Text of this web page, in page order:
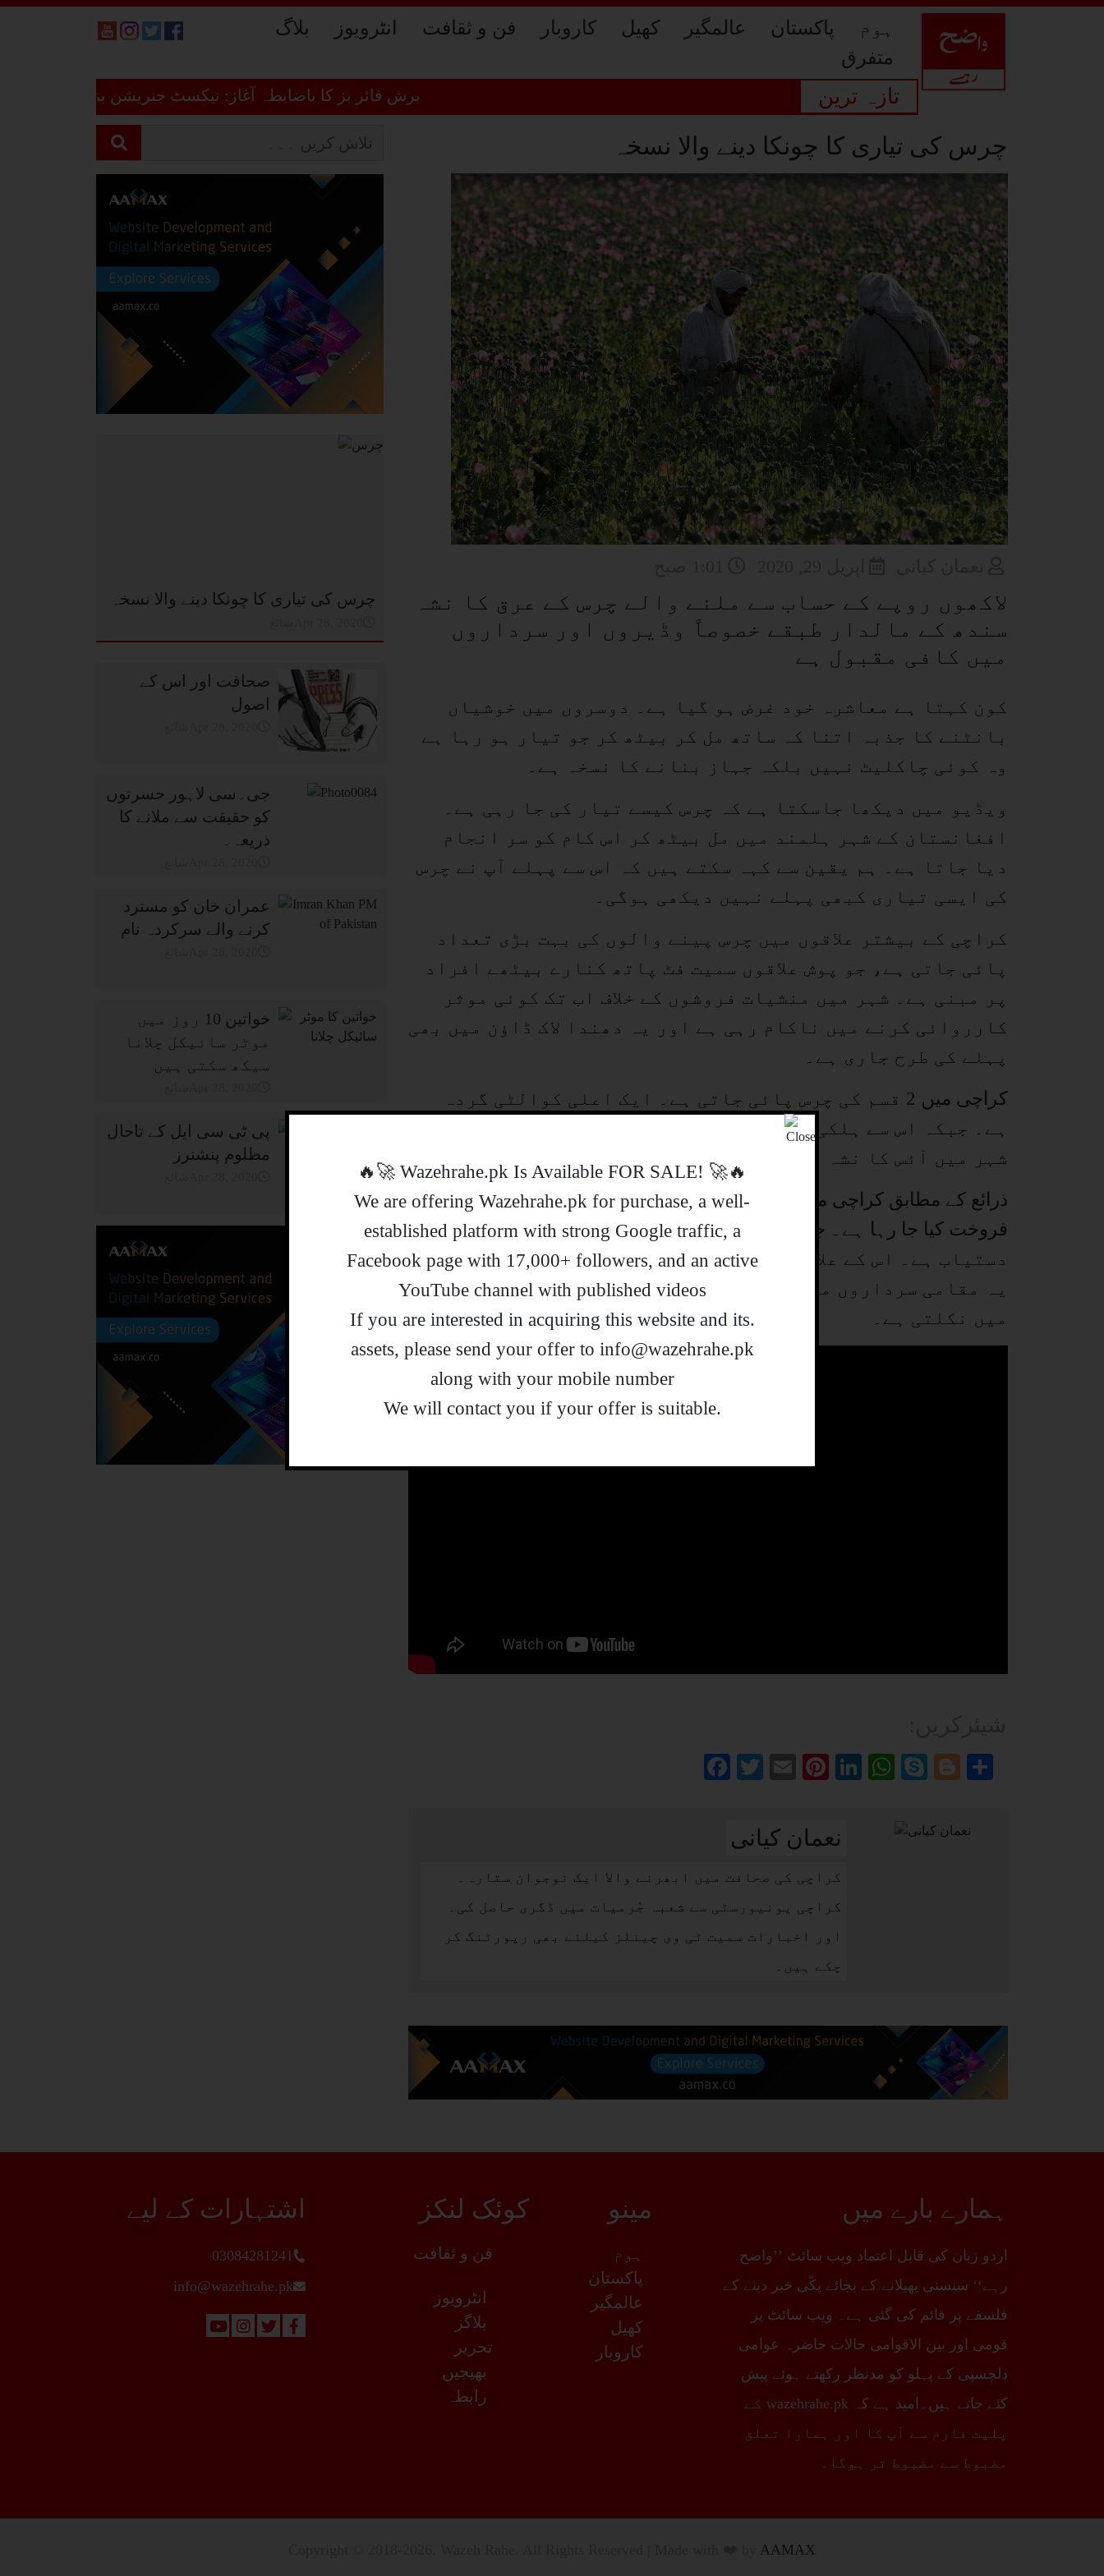
ہوم پاکستان عالمگیر کھیل کاروبار فن و ثقافت انٹرویوز
بلاگ
متفرق
تازہ ترین برش فائر بز کا باضابطہ آغاز: نیکسٹ جنریشن بزنس ڈائریکٹری پلیٹ
چرس کی تیاری کا چونکا دینے والا نسخہ
لاکھوں روپے کے حساب سے ملنے والے چرس کے عرق کا نشہ
سندھ کے مالدار طبقے خصوصاً وڈیروں اور سرداروں
میں کافی مقبول ہے
کون کہتا ہے معاشرہ خود غرض ہو گیا ہے۔ دوسروں میں خوشیاں
بانٹنے کا جذبہ اتنا کہ ساتھ مل کر بیٹھ کر جو تیار ہو رہا ہے
وہ کوئی چاکلیٹ نہیں بلکہ جہاز بنانے کا نسخہ ہے۔
ویڈیو میں دیکھا جاسکتا ہے کہ چرس کیسے تیار کی جا رہی ہے۔
افغانستان کے شہر ہلمند میں مل بیٹھ کر اس کام کو سر انجام
دیا جاتا ہے۔ ہم یقین سے کہہ سکتے ہیں کہ اس سے پہلے آپ نے چرس
کی ایسی تیاری کبھی پہلے نہیں دیکھی ہوگی۔
کراچی کے بیشتر علاقوں میں چرس پینے والوں کی بہت بڑی تعداد
پائی جاتی ہے، جو پوش علاقوں سمیت فٹ پاتھ کنارے بیٹھے افراد
پر مبنی ہے۔ شہر میں منشیات فروشوں کے خلاف اب تک کوئی موثر
کارروائی کرنے میں ناکام رہی ہے اور یہ دھندا لاک ڈاؤن میں بھی
پہلے کی طرح جاری ہے۔
کراچی میں 2 قسم کی چرس پائی جاتی ہے۔ ایک اعلی کوالٹی گردہ
ہے۔ جبکہ اس سے ہلکی کوالٹی کی چرس کم ریٹوں پر دستیاب ہے۔
شہر میں آئس کا نشہ بھی نوجوانوں کو کھوکھلا کر رہا ہے۔
ذرائع کے مطابق کراچی میں فی کلو گردہ لاکھ سے سوا لاکھ روپے کے درمیان
فروخت کیا جا رہا ہے۔ جبکہ چرس 60 ہزار روپے فی کلو کے حساب سے
دستیاب ہے۔ اس کے علاوہ چرس کے عرق کی قیمت سب سے بلند ہے اور
یہ مقامی سرداروں میں تقسیم ہوتی ہے، کیونکہ یہ بہت کم مقدار
میں نکلتی ہے۔
Facebook
TwitterEmailPinterest
LinkedIn
WhatsApp
SkypeBlogger
نعمان کیانی
کراچی کی صحافت میں ابھرنے والا ایک نوجوان ستارہ۔
کراچی یونیورسٹی سے شعبہ جُرمیات میں ڈگری حاصل کی۔
اور اخبارات سمیت ٹی وی چینلز کیلئے بھی رپورٹنگ کر
چکے ہیں۔
چرس کی تیاری کا چونکا دینے والا نسخہ
صحافت اور اس کے
اصول
جی۔سی لاہور حسرتوں
کو حقیقت سے ملانے کا
ذریعہ۔
عمران خان کو مسترد
کرنے والے سرکردہ نام
خواتین 10 روز میں
موٹر سائیکل چلانا
سیکھ سکتی ہیں
پی ٹی سی ایل کے تاحال
مظلوم پنشنرز
ہمارے بارے میں
اردو زبان کی قابل اعتماد ویب سائٹ ’’واضح
رہے‘‘ سنسنی پھیلانے کے بجائے پکّی خبر دینے کے
فلسفے پر قائم کی گئی ہے۔ ویب سائٹ پر
قومی اور بین الاقوامی حالات حاضرہ عوامی
دلچسپی کے پہلو کو مدنظر رکھتے ہوئے پیش
کئے جاتے ہیں۔امید ہے کہ wazehrahe.pk کے
پلیٹ فارم سے آپ کا اور ہمارا تعلق
مضبوط سے مضبوط تر ہوگا۔
مینو
ہوم
پاکستان
عالمگیر
کھیل
کاروبار
کوئک لنکز
فن و ثقافت
انٹرویوز
بلاگز
تحریر
بھیجیں
رابطہ
اشتہارات کے لیے
03084281241
info@wazehrahe.pk
AAMAX
🔥🚀 !Wazehrahe.pk Is Available FOR SALE 🚀🔥
We are offering Wazehrahe.pk for purchase, a well-
established platform with strong Google traffic, a
Facebook page with 17,000+ followers, and an active
YouTube channel with published videos
.If you are interested in acquiring this website and its
assets, please send your offer to info@wazehrahe.pk
along with your mobile number
.We will contact you if your offer is suitable